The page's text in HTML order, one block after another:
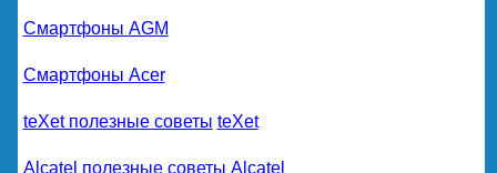
Смартфоны AGM
Смартфоны Acer
teXet полезные советы teXet
Alcatel полезные советы Alcatel